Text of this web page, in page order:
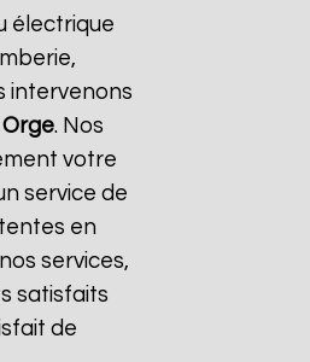
électrique
intervenons
Orge. Nos
votre
service de
en
services,
satisfaits
de